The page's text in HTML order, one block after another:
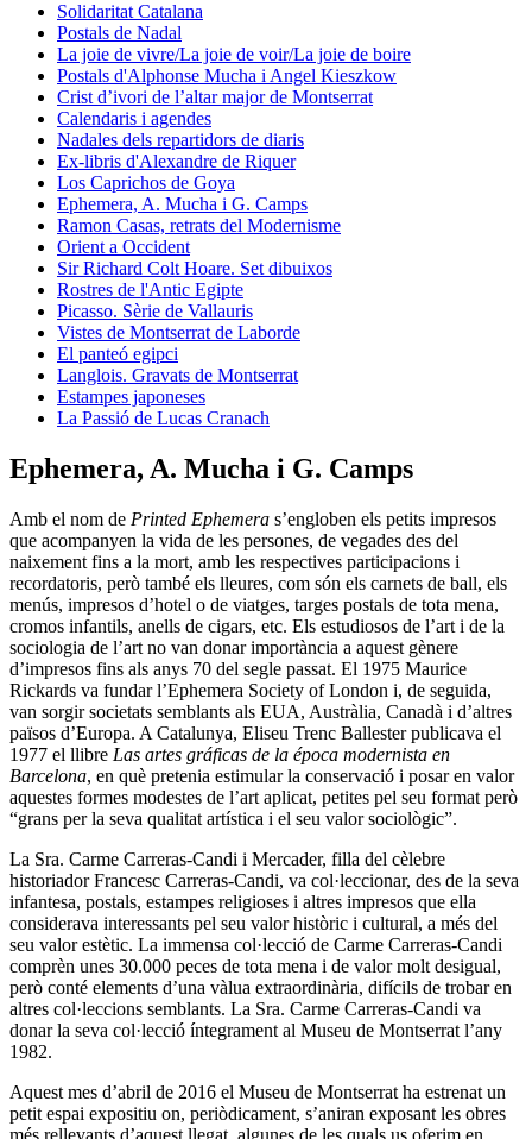
Solidaritat Catalana
Postals de Nadal
La joie de vivre/La joie de voir/La joie de boire
Postals d'Alphonse Mucha i Angel Kieszkow
Crist d’ivori de l’altar major de Montserrat
Calendaris i agendes
Nadales dels repartidors de diaris
Ex-libris d'Alexandre de Riquer
Los Caprichos de Goya
Ephemera, A. Mucha i G. Camps
Ramon Casas, retrats del Modernisme
Orient a Occident
Sir Richard Colt Hoare. Set dibuixos
Rostres de l'Antic Egipte
Picasso. Sèrie de Vallauris
Vistes de Montserrat de Laborde
El panteó egipci
Langlois. Gravats de Montserrat
Estampes japoneses
La Passió de Lucas Cranach
Ephemera, A. Mucha i G. Camps
Amb el nom de Printed Ephemera s’engloben els petits impresos
que acompanyen la vida de les persones, de vegades des del
naixement fins a la mort, amb les respectives participacions i
recordatoris, però també els lleures, com són els carnets de ball, els
menús, impresos d’hotel o de viatges, targes postals de tota mena,
cromos infantils, anells de cigars, etc. Els estudiosos de l’art i de la
sociologia de l’art no van donar importància a aquest gènere
d’impresos fins als anys 70 del segle passat. El 1975 Maurice
Rickards va fundar l’Ephemera Society of London i, de seguida,
van sorgir societats semblants als EUA, Austràlia, Canadà i d’altres
països d’Europa. A Catalunya, Eliseu Trenc Ballester publicava el
1977 el llibre Las artes gráficas de la época modernista en
Barcelona, en què pretenia estimular la conservació i posar en valor
aquestes formes modestes de l’art aplicat, petites pel seu format però
“grans per la seva qualitat artística i el seu valor sociològic”.
La Sra. Carme Carreras-Candi i Mercader, filla del cèlebre
historiador Francesc Carreras-Candi, va col·leccionar, des de la seva
infantesa, postals, estampes religioses i altres impresos que ella
considerava interessants pel seu valor històric i cultural, a més del
seu valor estètic. La immensa col·lecció de Carme Carreras-Candi
comprèn unes 30.000 peces de tota mena i de valor molt desigual,
però conté elements d’una vàlua extraordinària, difícils de trobar en
altres col·leccions semblants. La Sra. Carme Carreras-Candi va
donar la seva col·lecció íntegrament al Museu de Montserrat l’any
1982.
Aquest mes d’abril de 2016 el Museu de Montserrat ha estrenat un
petit espai expositiu on, periòdicament, s’aniran exposant les obres
més rellevants d’aquest llegat, algunes de les quals us oferim en